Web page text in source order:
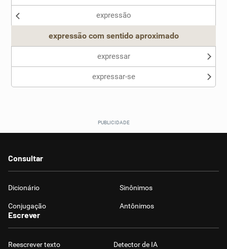
expressão
expressão com sentido aproximado
expressar
expressar-se
Consultar
Dicionário Sinônimos
Conjugação Antônimos
Escrever
Reescrever texto Detector de IA